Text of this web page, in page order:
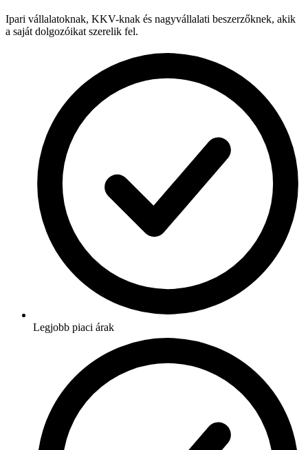
Ipari vállalatoknak, KKV-knak és nagyvállalati beszerzőknek, akik
a saját dolgozóikat szerelik fel.
Legjobb piaci árak